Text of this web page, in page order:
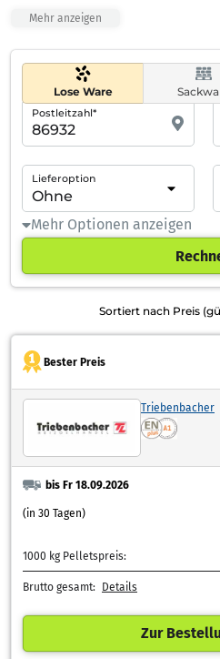
Mehr anzeigen
Lose Ware
Postleitzahl*
Lieferoption
Mehr Optionen anzeigen
Sortiert nach Preis
Bester Preis
Triebenbacher
bis Fr 18.09.2026
(in 30 Tagen)
1000 kg Pelletspreis:
Brutto gesamt: Details
Zur